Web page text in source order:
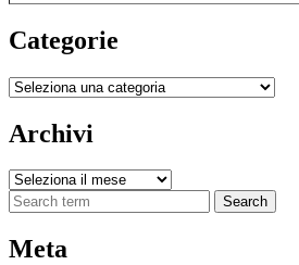
Categorie
Categorie
Archivi
Archivi
Search
Meta